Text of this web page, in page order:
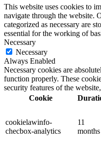
This website uses cookies to
navigate through the website.
categorized as necessary are
essential for the working of
Necessary
Necessary
Always Enabled
Necessary cookies are
function properly. These
security features of the
Cookie
cookielawinfo-
checbox-analytics
11
months